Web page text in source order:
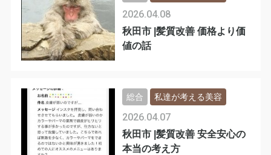
秋田市 |髪質改善 価格より価
値の話
2026.04.08
秋田市 |髪質改善 安全安心の
本当の考え方
2026.04.07
総合 私達が考える美容